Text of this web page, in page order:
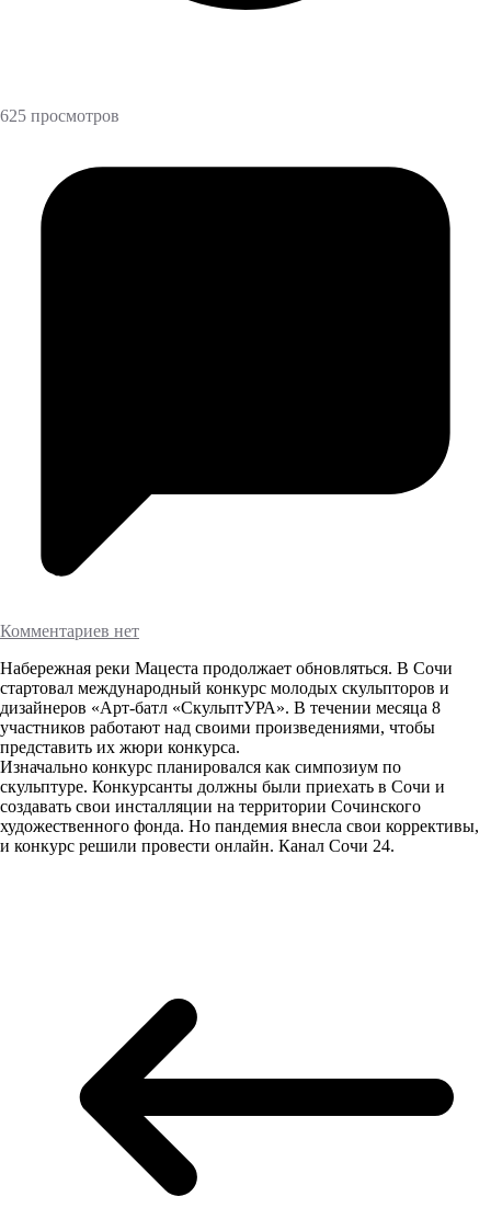
625 просмотров
Комментариев нет
Набережная реки Мацеста продолжает обновляться. В Сочи
стартовал международный конкурс молодых скульпторов и
дизайнеров «Арт-батл «СкульптУРА». В течении месяца 8
участников работают над своими произведениями, чтобы
представить их жюри конкурса.
Изначально конкурс планировался как симпозиум по
скульптуре. Конкурсанты должны были приехать в Сочи и
создавать свои инсталляции на территории Сочинского
художественного фонда. Но пандемия внесла свои коррективы,
и конкурс решили провести онлайн. Канал Сочи 24.